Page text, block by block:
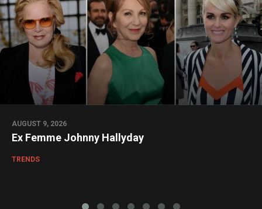
AUGUST 9, 2026
Ex Femme Johnny Hallyday
TRENDS